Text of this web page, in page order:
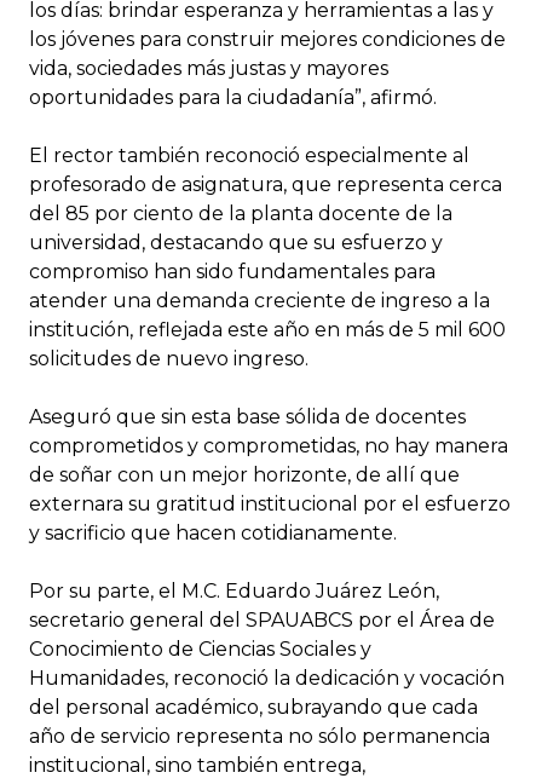
los días: brindar esperanza y herramientas a las y
los jóvenes para construir mejores condiciones de
vida, sociedades más justas y mayores
oportunidades para la ciudadanía”, afirmó.
El rector también reconoció especialmente al
profesorado de asignatura, que representa cerca
del 85 por ciento de la planta docente de la
universidad, destacando que su esfuerzo y
compromiso han sido fundamentales para
atender una demanda creciente de ingreso a la
institución, reflejada este año en más de 5 mil 600
solicitudes de nuevo ingreso.
Aseguró que sin esta base sólida de docentes
comprometidos y comprometidas, no hay manera
de soñar con un mejor horizonte, de allí que
externara su gratitud institucional por el esfuerzo
y sacrificio que hacen cotidianamente.
Por su parte, el M.C. Eduardo Juárez León,
secretario general del SPAUABCS por el Área de
Conocimiento de Ciencias Sociales y
Humanidades, reconoció la dedicación y vocación
del personal académico, subrayando que cada
año de servicio representa no sólo permanencia
institucional, sino también entrega,